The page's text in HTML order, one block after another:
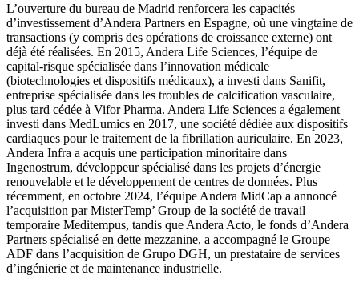
L’ouverture du bureau de Madrid renforcera les capacités
d’investissement d’Andera Partners en Espagne, où une vingtaine de
transactions (y compris des opérations de croissance externe) ont
déjà été réalisées. En 2015, Andera Life Sciences, l’équipe de
capital-risque spécialisée dans l’innovation médicale
(biotechnologies et dispositifs médicaux), a investi dans Sanifit,
entreprise spécialisée dans les troubles de calcification vasculaire,
plus tard cédée à Vifor Pharma. Andera Life Sciences a également
investi dans MedLumics en 2017, une société dédiée aux dispositifs
cardiaques pour le traitement de la fibrillation auriculaire. En 2023,
Andera Infra a acquis une participation minoritaire dans
Ingenostrum, développeur spécialisé dans les projets d’énergie
renouvelable et le développement de centres de données. Plus
récemment, en octobre 2024, l’équipe Andera MidCap a annoncé
l’acquisition par MisterTemp’ Group de la société de travail
temporaire Meditempus, tandis que Andera Acto, le fonds d’Andera
Partners spécialisé en dette mezzanine, a accompagné le Groupe
ADF dans l’acquisition de Grupo DGH, un prestataire de services
d’ingénierie et de maintenance industrielle.